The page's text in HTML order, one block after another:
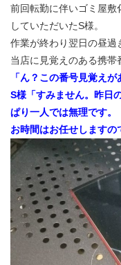
前回転勤に伴いゴミ屋
していただいたS様。
作業が終わり翌日の昼過
当店に見覚えのある携帯
「ん？この番号見覚え
S様「すみません。昨日
ぱり一人では無理です。
お時間はお任せしますの